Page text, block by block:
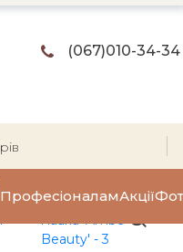
(067)010-34-34
ПрофесіоналамАкції